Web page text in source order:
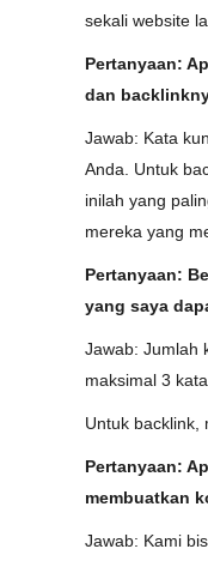
sekali website
Pertanyaan:
dan
Jawab: Kata
Anda. Untuk
inilah yang
mereka yang
Pertanyaan:
yang saya
Jawab: Jumlah
maksimal 3
Untuk backlink,
Pertanyaan:
membuatkan
Jawab: Kami